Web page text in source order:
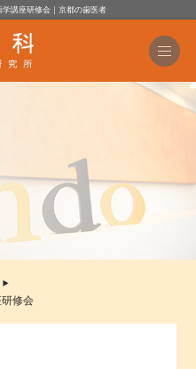
講座研修会｜京都の歯医者
修会